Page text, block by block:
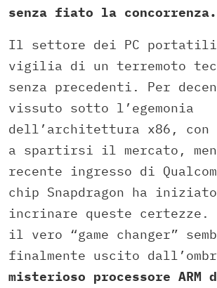
senza fiato la concorrenza.
Il settore dei PC
vigilia di un terremoto
senza precedenti. Per
vissuto sotto l’egemonia
dell’architettura x86, con
a spartirsi il mercato,
recente ingresso di
chip Snapdragon ha
incrinare queste certezze.
il vero “game changer”
finalmente uscito
misterioso processore ARM